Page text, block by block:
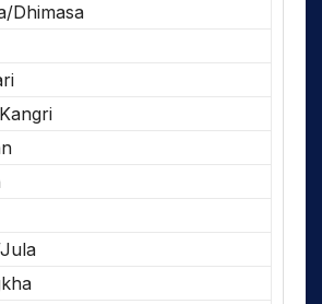
Dhimasa